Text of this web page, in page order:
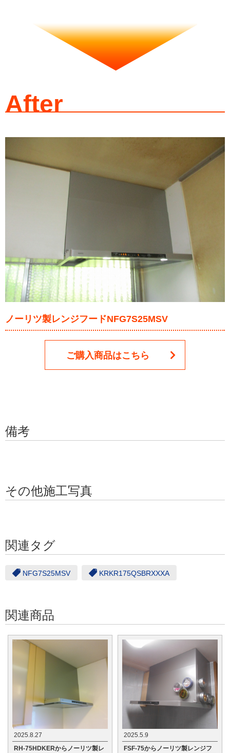
After
ノーリツ製レンジフードNFG7S25MSV
ご購入商品はこちら
備考
その他施工写真
関連タグ
NFG7S25MSV KRKR175QSBRXXXA
関連商品
2025.8.27
RH-75HDKERからノーリツ製レ
2025.5.9
FSF-75からノーリツ製レンジフ